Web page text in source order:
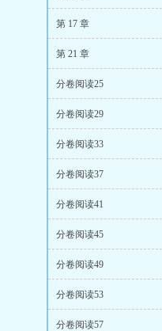
第 17 章
第 21 章
分卷阅读25
分卷阅读29
分卷阅读33
分卷阅读37
分卷阅读41
分卷阅读45
分卷阅读49
分卷阅读53
分卷阅读57